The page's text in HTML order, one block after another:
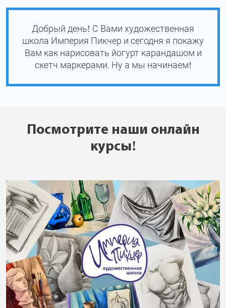
Добрый день! С Вами художественная
школа Империя Пикчер и сегодня я покажу
Вам как нарисовать йогурт карандашом и
скетч маркерами. Ну а мы начинаем!
Посмотрите наши онлайн
курсы!